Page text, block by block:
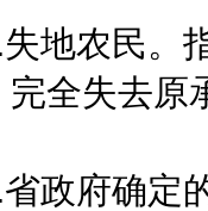
农民。指
完全失去原
府确定的